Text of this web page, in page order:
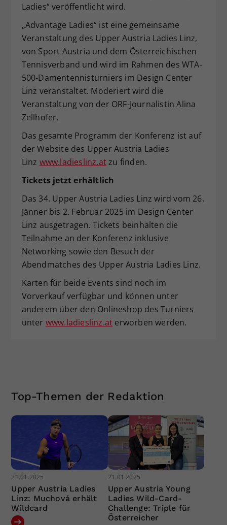
Ladies“ veröffentlicht wird.
„Advantage Ladies“ ist eine gemeinsame
Veranstaltung des Upper Austria Ladies Linz,
von Sport Austria und dem Österreichischen
Tennisverband und wird im Rahmen des WTA-
500-Damentennisturniers im Design Center
Linz veranstaltet. Moderiert wird die
Veranstaltung von der ORF-Journalistin Alina
Zellhofer.
Das gesamte Programm der Konferenz ist auf
der Website des Upper Austria Ladies
Linz www.ladieslinz.atzu finden.
Tickets jetzt erhältlich
Das 34. Upper Austria Ladies Linz wird vom 26.
Jänner bis 2. Februar 2025 im Design Center
Linz ausgetragen. Tickets beinhalten die
Teilnahme an der Konferenz inklusive
Networking sowie den Besuch der
Abendmatches des Upper Austria Ladies Linz.
Karten für beide Events sind noch im
Vorverkauf verfügbar und können unter
anderem über den Onlineshop des Turniers
unter www.ladieslinz.at erworben werden.
Top-Themen der Redaktion
21.01.2025
Upper Austria Ladies
Linz: Muchová erhält
Wildcard
21.01.2025
Upper Austria Young
Ladies Wild-Card-
Challenge: Triple für
Österreicher